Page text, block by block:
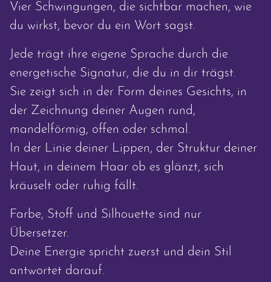
Vier Schwingungen, die sichtbar machen, wie
du wirkst, bevor du ein Wort sagst.
Jede trägt ihre eigene Sprache durch die
energetische Signatur, die du in dir trägst.
Sie zeigt sich in der Form deines Gesichts, in
der Zeichnung deiner Augen rund,
mandelförmig, offen oder schmal.
In der Linie deiner Lippen, der Struktur deiner
Haut, in deinem Haar ob es glänzt, sich
kräuselt oder ruhig fällt.
Farbe, Stoff und Silhouette sind nur
Übersetzer.
Deine Energie spricht zuerst und dein Stil
antwortet darauf.